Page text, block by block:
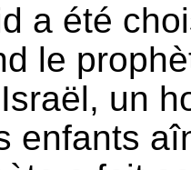
a été
le
un
enfants